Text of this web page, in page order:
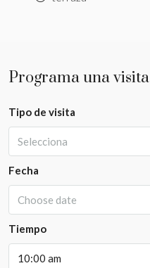
Programa una visita
Tipo de visita
Selecciona
Fecha
Choose date
Tiempo
10:00 am